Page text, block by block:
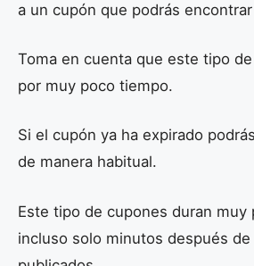
a un cupón que podrás
Toma en cuenta que este tipo
por muy poco tiempo.
Si el cupón ya ha expirado
de manera habitual.
Este tipo de cupones duran muy
incluso solo minutos después